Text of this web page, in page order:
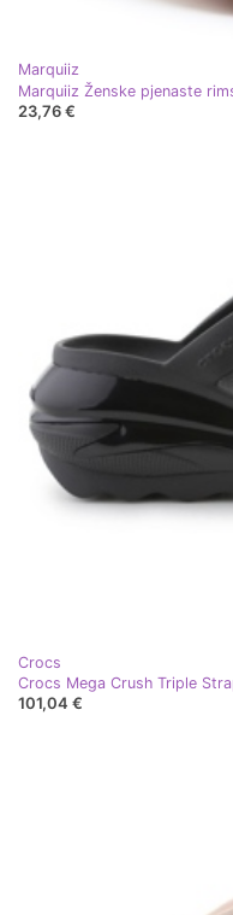
Marquiiz
Marquiiz Ženske pjenaste
23,76 €
Crocs
Crocs Mega Crush Triple
101,04 €